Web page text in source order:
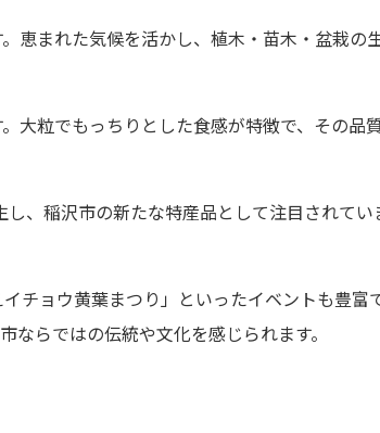
恵まれた気候を活かし、植木・苗木・盆栽の
大粒でもっちりとした食感が特徴で、その品
、稲沢市の新たな特産品として注目されてい
チョウ黄葉まつり」といったイベントも豊富
ならではの伝統や文化を感じられます。